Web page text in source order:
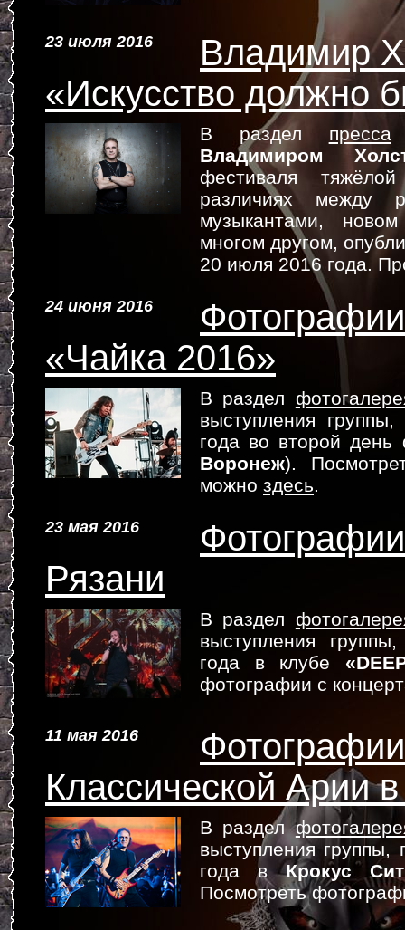
23 июля 2016
Владимир
«Искусство должно
В раздел пресса
Владимиром
фестиваля
различиях между
музыкантами,
многом другом,
20 июля 2016 года.
24 июня 2016
«Чайка 2016»
В раздел
выступления
года во второй
Воронеж).
можно здесь.
23 мая 2016
Рязани
В раздел
выступления
года в клубе
фотографии с
11 мая 2016
Классической Арии
В раздел
выступления
года вКрокус
Посмотреть